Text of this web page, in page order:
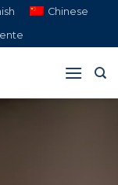
Chinese